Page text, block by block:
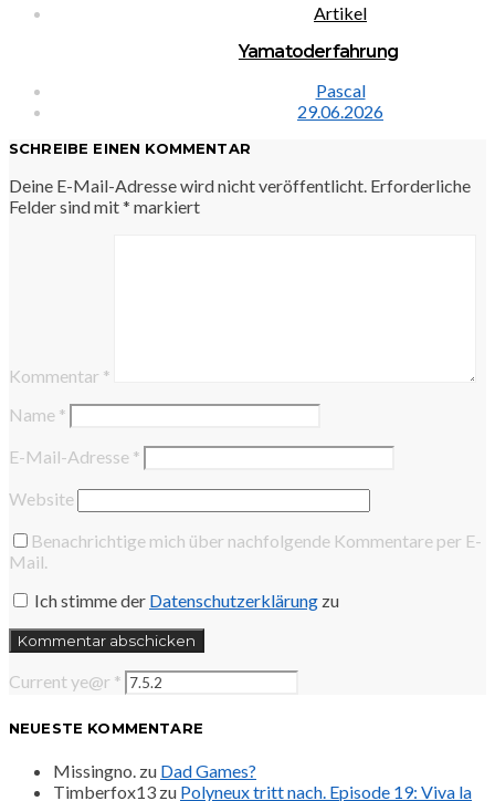
Artikel
Yamatoderfahrung
Pascal
29.06.2026
SCHREIBE EINEN KOMMENTAR
Deine E-Mail-Adresse wird nicht veröffentlicht. Erforderliche
Felder sind mit* markiert
Kommentar *
Name *
E-Mail-Adresse *
Website
Benachrichtige mich über nachfolgende Kommentare per E-
Mail.
Ich stimme der Datenschutzerklärung zu
Current ye@r *
NEUESTE KOMMENTARE
Missingno. zu Dad Games?
Timberfox13 zu Polyneux tritt nach. Episode 19: Viva la